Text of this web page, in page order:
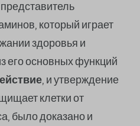
который играет
здоровья и
его основных функций
, и утверждение
клетки от
было доказано и